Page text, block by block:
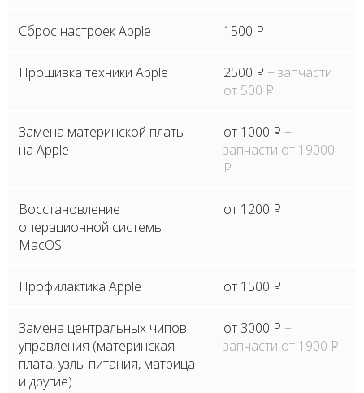
Сброс настроек Apple 1500 P
Прошивка техники Apple 2500 P + запчасти
от 500 P
Замена материнской платы
на Apple
от 1000 P +
запчасти от 19000
P
Восстановление
операционной системы
MacOS
от 1200 P
Профилактика Apple от 1500 P
Замена центральных чипов
управления (материнская
плата, узлы питания, матрица
и другие)
от 3000 P +
запчасти от 1900 P